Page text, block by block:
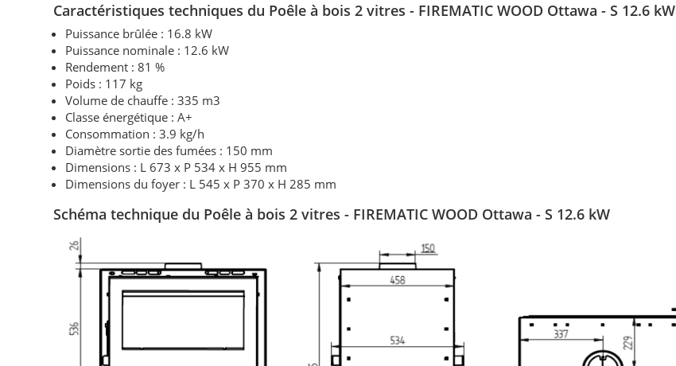
Caractéristiques techniques du Poêle à bois 2 vitres - FIREMATIC WOOD Ottawa - S 12.6 kW
Puissance brûlée : 16.8 kW
Puissance nominale : 12.6 kW
Rendement : 81 %
Poids : 117 kg
Volume de chauffe : 335 m3
Classe énergétique : A+
Consommation : 3.9 kg/h
Diamètre sortie des fumées : 150 mm
Dimensions : L 673 x P 534 x H 955 mm
Dimensions du foyer : L 545 x P 370 x H 285 mm
Schéma technique du Poêle à bois 2 vitres - FIREMATIC WOOD Ottawa - S 12.6 kW